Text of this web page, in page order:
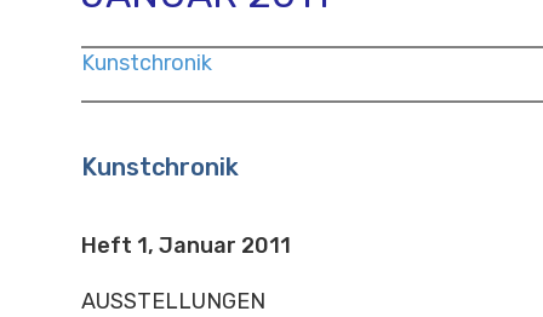
Kunstchronik
Kunstchronik
Heft 1, Januar 2011
AUSSTELLUNGEN